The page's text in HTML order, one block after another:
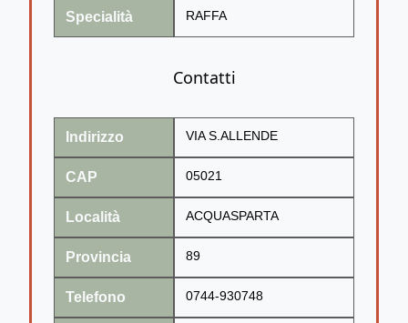
Specialità RAFFA
Contatti
Indirizzo VIA S.ALLENDE
CAP 05021
Località ACQUASPARTA
Provincia 89
Telefono 0744-930748